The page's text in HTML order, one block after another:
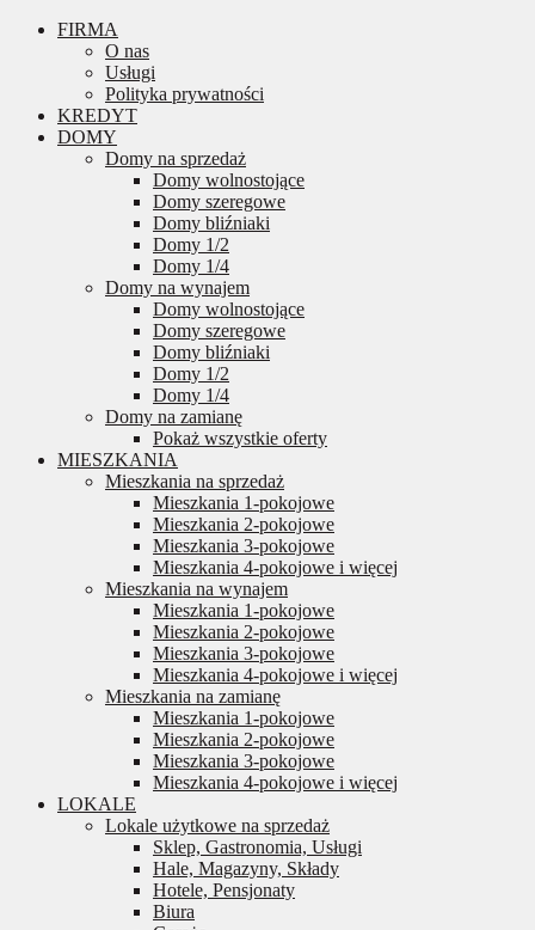
FIRMA
O nas
Usługi
Polityka prywatności
KREDYT
DOMY
Domy na sprzedaż
Domy wolnostojące
Domy szeregowe
Domy bliźniaki
Domy 1/2
Domy 1/4
Domy na wynajem
Domy wolnostojące
Domy szeregowe
Domy bliźniaki
Domy 1/2
Domy 1/4
Domy na zamianę
Pokaż wszystkie oferty
MIESZKANIA
Mieszkania na sprzedaż
Mieszkania 1-pokojowe
Mieszkania 2-pokojowe
Mieszkania 3-pokojowe
Mieszkania 4-pokojowe i więcej
Mieszkania na wynajem
Mieszkania 1-pokojowe
Mieszkania 2-pokojowe
Mieszkania 3-pokojowe
Mieszkania 4-pokojowe i więcej
Mieszkania na zamianę
Mieszkania 1-pokojowe
Mieszkania 2-pokojowe
Mieszkania 3-pokojowe
Mieszkania 4-pokojowe i więcej
LOKALE
Lokale użytkowe na sprzedaż
Sklep, Gastronomia, Usługi
Hale, Magazyny, Składy
Hotele, Pensjonaty
Biura